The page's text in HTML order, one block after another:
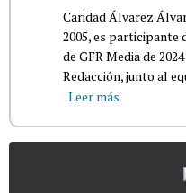
Caridad Álvarez
2005, es participante
de GFR Media de
Redacción, junto al
Leer más